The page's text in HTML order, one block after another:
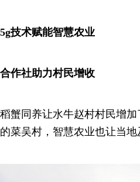
5g技术赋能智慧农业
合作社助力村民增收
稻蟹同养让水牛赵村村民增
的菜吴村，智慧农业也让当地